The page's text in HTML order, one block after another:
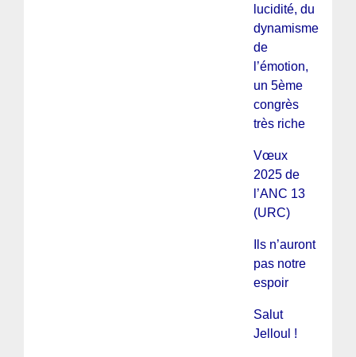
lucidité, du
dynamisme,
de
l’émotion,
un 5ème
congrès
très riche
Vœux
2025 de
l’ANC 13
(URC)
Ils n’auront
pas notre
espoir
Salut
Jelloul !